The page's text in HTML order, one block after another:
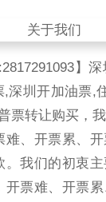
】
,深圳开加油票,
票转让购买，
难、开票累、
。我们的初衷
开票难、开票